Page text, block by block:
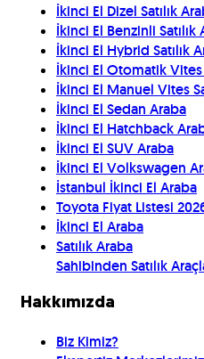
İkinci El Dizel Satılık
İkinci El Benzinli Satılık
İkinci El Hybrid Satılık
İkinci El Otomatik Vites
İkinci El Manuel Vites
İkinci El Sedan Araba
İkinci El Hatchback
İkinci El SUV Araba
İkinci El Volkswagen
İstanbul İkinci El Araba
Toyota Fiyat Listesi
İkinci El Araba
Satılık Araba
Sahibinden Satılık
Hakkımızda
Biz Kimiz?